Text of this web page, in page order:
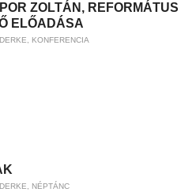
ZOLTÁN, REFORMÁTUS
ELŐADÁSA
KONFERENCIA
, NÉPTÁNC